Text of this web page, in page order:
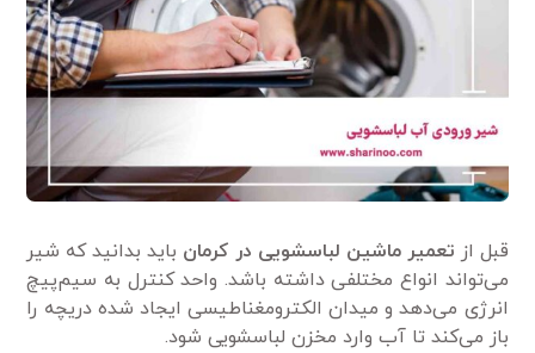
قبل از تعمیر ماشین لباسشویی در کرمان باید بدانید که شیر
می‌تواند انواع مختلفی داشته باشد. واحد کنترل به سیم‌پیچ
انرژی می‌دهد و میدان الکترومغناطیسی ایجاد شده دریچه را
باز می‌کند تا آب وارد مخزن لباسشویی شود.